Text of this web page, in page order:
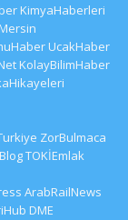
KimyaHaberleri
UcakHaber
KolayBilimHaber
ZorBulmaca
TOKİEmlak
ArabRailNews
DME